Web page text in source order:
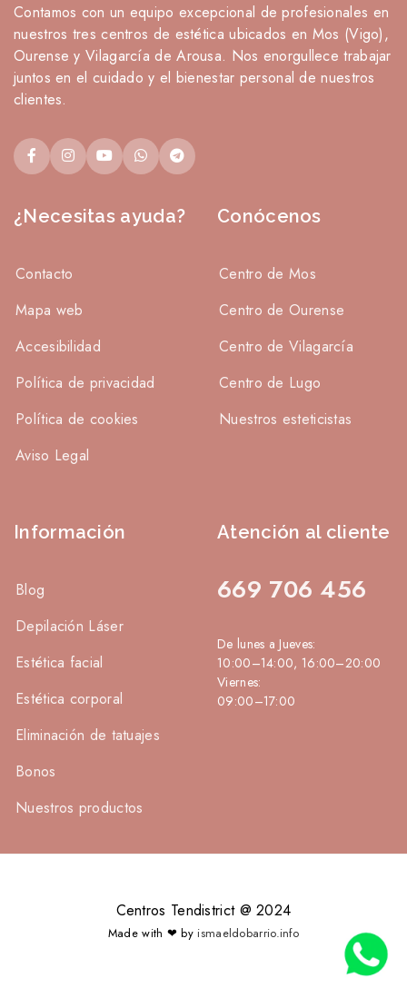
Contamos con un equipo excepcional de profesionales en
nuestros tres centros de estética ubicados en Mos (Vigo),
Ourense y Vilagarcía de Arousa. Nos enorgullece trabajar
juntos en el cuidado y el bienestar personal de nuestros
clientes.
¿Necesitas ayuda?
Contacto
Mapa web
Accesibilidad
Política de privacidad
Política de cookies
Aviso Legal
Conócenos
Centro de Mos
Centro de Ourense
Centro de Vilagarcía
Centro de Lugo
Nuestros esteticistas
Información
Blog
Depilación Láser
Estética facial
Estética corporal
Eliminación de tatuajes
Bonos
Nuestros productos
Atención al cliente
669 706 456
De lunes a Jueves:
10:00–14:00, 16:00–20:00
Viernes:
09:00–17:00
Centros Tendistrict @ 2024
Made with ❤ by ismaeldobarrio.info